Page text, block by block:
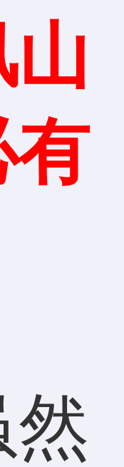
有
然